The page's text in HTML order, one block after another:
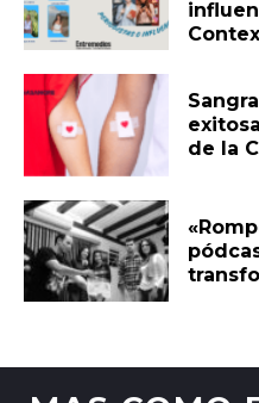
de la